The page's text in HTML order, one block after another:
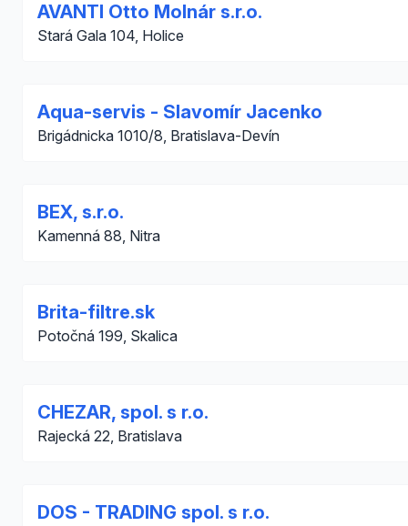
AVANTI Otto Molnár s.r.o.
Stará Gala 104, Holice
Aqua-servis - Slavomír Jacenko
Brigádnicka 1010/8, Bratislava-Devín
BEX, s.r.o.
Kamenná 88, Nitra
Brita-filtre.sk
Potočná 199, Skalica
CHEZAR, spol. s r.o.
Rajecká 22, Bratislava
DOS - TRADING spol. s r.o.